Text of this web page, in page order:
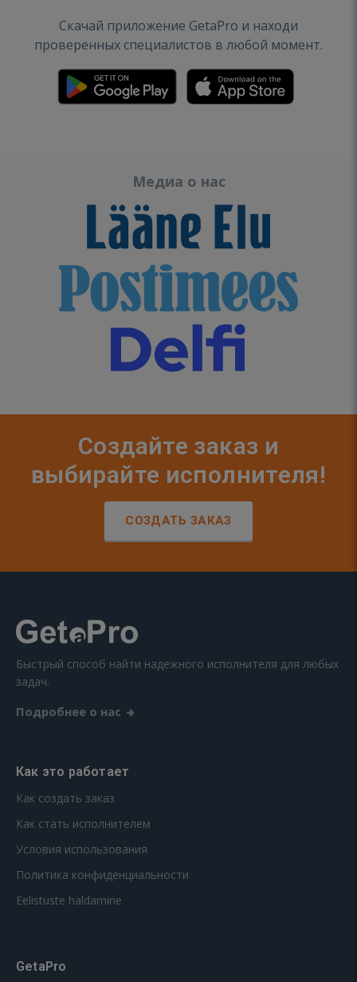
Скачай приложение GetaPro и находи
проверенных специалистов в любой момент.
Медиа о нас
Создайте заказ и
выбирайте исполнителя!
СОЗДАТЬ ЗАКАЗ
Быстрый способ найти надежного исполнителя для любых
задач.
Подробнее о нас
Как это работает
Как создать заказ
Как стать исполнителем
Условия использования
Политика конфиденциальности
Eelistuste haldamine
GetaPro